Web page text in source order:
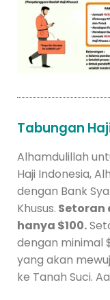
Tabungan
Alhamdulillah
Haji Indonesia,
dengan Bank
Khusus. Setoran
hanya $100.
dengan minimal
yang akan
ke Tanah Suci.